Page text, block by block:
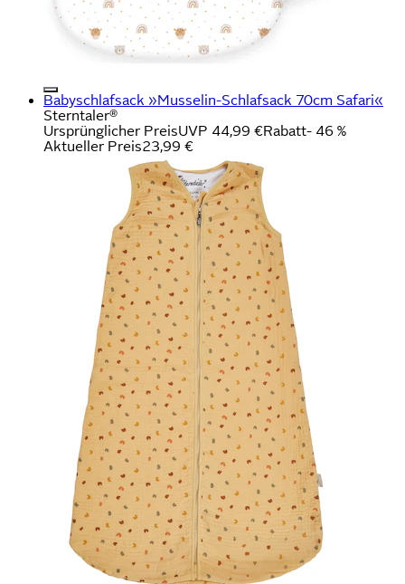
Babyschlafsack »Musselin-Schlafsack 70cm Safari«
Sterntaler®
Ursprünglicher PreisUVP 44,99 €Rabatt- 46 %
Aktueller Preis23,99 €